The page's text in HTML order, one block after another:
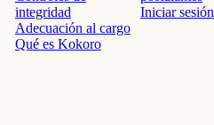
integridad
Adecuación al cargo
Qué es Kokoro
Iniciar sesión